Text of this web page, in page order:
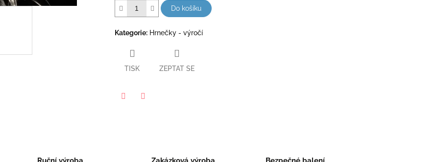
Do košíku
Kategorie: Hrnečky - výročí
TISK ZEPTAT SE